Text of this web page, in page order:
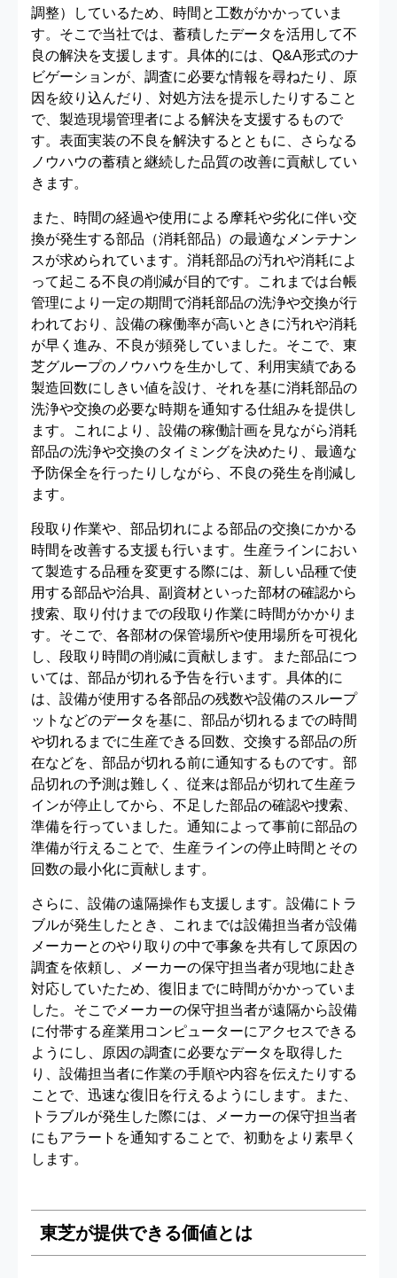
調整）しているため、時間と工数がかかっていま
す。そこで当社では、蓄積したデータを活用して不
良の解決を支援します。具体的には、Q&A形式のナ
ビゲーションが、調査に必要な情報を尋ねたり、原
因を絞り込んだり、対処方法を提示したりすること
で、製造現場管理者による解決を支援するもので
す。表面実装の不良を解決するとともに、さらなる
ノウハウの蓄積と継続した品質の改善に貢献してい
きます。
また、時間の経過や使用による摩耗や劣化に伴い交
換が発生する部品（消耗部品）の最適なメンテナン
スが求められています。消耗部品の汚れや消耗によ
って起こる不良の削減が目的です。これまでは台帳
管理により一定の期間で消耗部品の洗浄や交換が行
われており、設備の稼働率が高いときに汚れや消耗
が早く進み、不良が頻発していました。そこで、東
芝グループのノウハウを生かして、利用実績である
製造回数にしきい値を設け、それを基に消耗部品の
洗浄や交換の必要な時期を通知する仕組みを提供し
ます。これにより、設備の稼働計画を見ながら消耗
部品の洗浄や交換のタイミングを決めたり、最適な
予防保全を行ったりしながら、不良の発生を削減し
ます。
段取り作業や、部品切れによる部品の交換にかかる
時間を改善する支援も行います。生産ラインにおい
て製造する品種を変更する際には、新しい品種で使
用する部品や治具、副資材といった部材の確認から
捜索、取り付けまでの段取り作業に時間がかかりま
す。そこで、各部材の保管場所や使用場所を可視化
し、段取り時間の削減に貢献します。また部品につ
いては、部品が切れる予告を行います。具体的に
は、設備が使用する各部品の残数や設備のスループ
ットなどのデータを基に、部品が切れるまでの時間
や切れるまでに生産できる回数、交換する部品の所
在などを、部品が切れる前に通知するものです。部
品切れの予測は難しく、従来は部品が切れて生産ラ
インが停止してから、不足した部品の確認や捜索、
準備を行っていました。通知によって事前に部品の
準備が行えることで、生産ラインの停止時間とその
回数の最小化に貢献します。
さらに、設備の遠隔操作も支援します。設備にトラ
ブルが発生したとき、これまでは設備担当者が設備
メーカーとのやり取りの中で事象を共有して原因の
調査を依頼し、メーカーの保守担当者が現地に赴き
対応していたため、復旧までに時間がかかっていま
した。そこでメーカーの保守担当者が遠隔から設備
に付帯する産業用コンピューターにアクセスできる
ようにし、原因の調査に必要なデータを取得した
り、設備担当者に作業の手順や内容を伝えたりする
ことで、迅速な復旧を行えるようにします。また、
トラブルが発生した際には、メーカーの保守担当者
にもアラートを通知することで、初動をより素早く
します。
東芝が提供できる価値とは